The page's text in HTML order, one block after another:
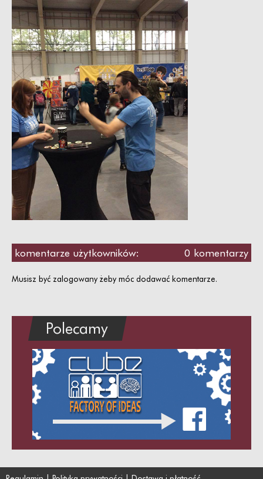
komentarze użytkowników: 0 komentarzy
Musisz być zalogowany żeby móc dodawać komentarze.
Polecamy